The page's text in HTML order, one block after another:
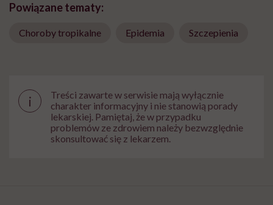
Powiązane tematy:
Choroby tropikalne Epidemia Szczepienia
i
Treści zawarte w serwisie mają wyłącznie
charakter informacyjny i nie stanowią porady
lekarskiej. Pamiętaj, że w przypadku
problemów ze zdrowiem należy bezwzględnie
skonsultować się z lekarzem.